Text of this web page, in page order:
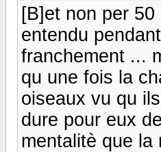
[B]et non per
entendu
franchement ...
qu une fois la
oiseaux vu qu
dure pour eux
mentalitè que la